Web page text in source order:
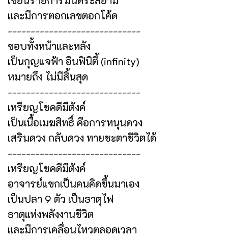
และมีการตอกเลขตอกโค้ด
-----------------------------
ขอบทั้งหน้าและหลัง
เป็นกุญแจฟ้า อินฟินิตี้ (infinity)
หมายถึง ไม่มีสิ้นสุด
-----------------------------
เหรียญโชคดีมีตังค์
เป็นเนื้อเมฆสิทธิ์ คือการหนุนดวง
เสริมดวง กลับดวง ทายชะตาชีวิตได้
-----------------------------
เหรียญโชคดีมีตังค์
อาจารย์แขกเป็นคนคิดขึ้นมาเอง
เป็นปลา 9 ตัว เป็นธาตุไฟ
ธาตุแห่งพลังงานชีวิต
และมีการเคลื่อนไหวตลอดเวลา